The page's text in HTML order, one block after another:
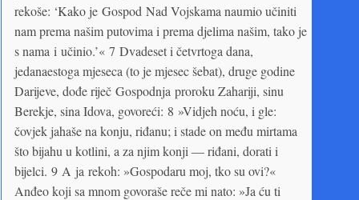
rekoše: ‘Kako je Gospod Nad Vojskama naumio učiniti
nam prema našim putovima i prema djelima našim, tako je
s nama i učinio.’« 7 Dvadeset i četvrtoga dana,
jedanaestoga mjeseca (to je mjesec šebat), druge godine
Darijeve, dođe riječ Gospodnja proroku Zahariji, sinu
Berekje, sina Idova, govoreći: 8 »Vidjeh noću, i gle:
čovjek jahaše na konju, riđanu; i stade on među mirtama
što bijahu u kotlini, a za njim konji — riđani, dorati i
bijelci. 9 A ja rekoh: »Gospodaru moj, tko su ovi?«
Anđeo koji sa mnom govoraše reče mi nato: »Ja ću ti